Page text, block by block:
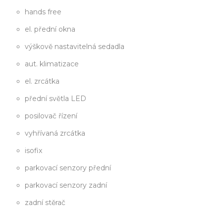
hands free
el. přední okna
výškově nastavitelná sedadla
aut. klimatizace
el. zrcátka
přední světla LED
posilovač řízení
vyhřívaná zrcátka
isofix
parkovací senzory přední
parkovací senzory zadní
zadní stěrač